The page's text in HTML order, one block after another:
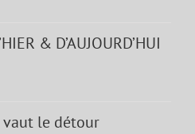
& D’AUJOURD’HUI
le détour